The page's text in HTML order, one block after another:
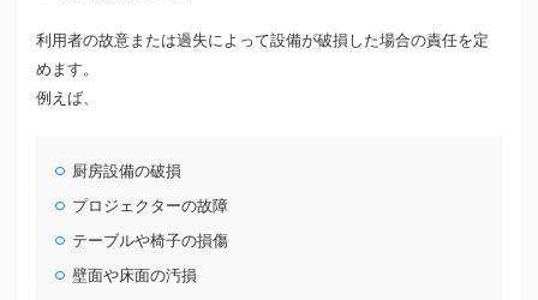
利用者の故意または過失によって設備が破損した場合の責任を定
めます。
例えば、
厨房設備の破損
プロジェクターの故障
テーブルや椅子の損傷
壁面や床面の汚損